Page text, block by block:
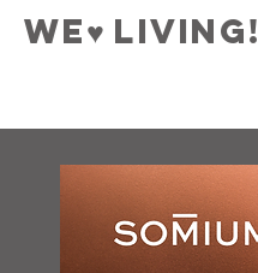
we♥️ Living!